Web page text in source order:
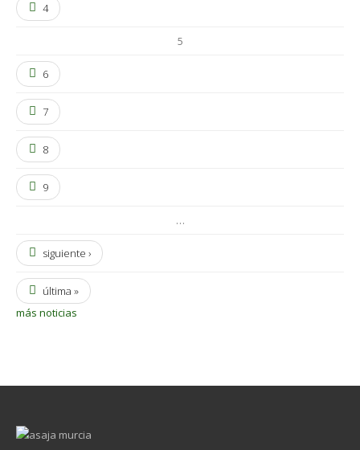
4
5
6
7
8
9
…
siguiente ›
última »
más noticias